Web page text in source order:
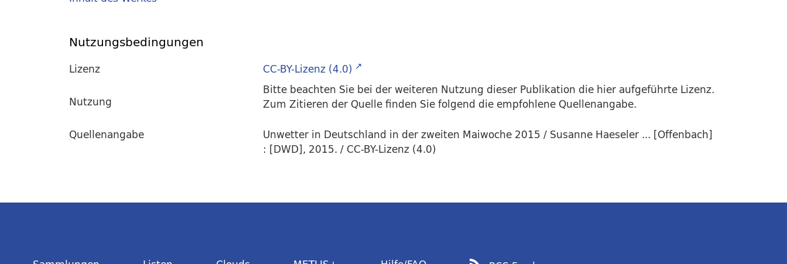
Nutzungsbedingungen
Lizenz
CC-BY-Lizenz (4.0)
Nutzung
Bitte beachten Sie bei der weiteren Nutzung dieser Publikation die hier aufgeführte Lizenz.
Zum Zitieren der Quelle finden Sie folgend die empfohlene Quellenangabe.
Quellenangabe
Unwetter in Deutschland in der zweiten Maiwoche 2015 / Susanne Haeseler ... [Offenbach]
: [DWD], 2015. / CC-BY-Lizenz (4.0)